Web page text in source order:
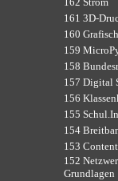
161 3D-
160
159
158
157 Digital
156
155
154
153 Content
152
Grundlagen